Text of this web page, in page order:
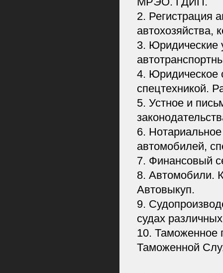
2. Регистрация
автохозяйства,
3. Юридические
4. Юридическое
спецтехникой.
5. Устное и
6.
автомобилей,
7. Финансовый
8. Автомобили.
Автовыкуп.
9.
судах
10. Таможенное
Таможенной